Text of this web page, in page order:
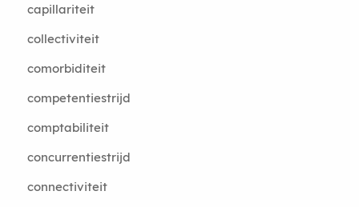
capillariteit
collectiviteit
comorbiditeit
competentiestrijd
comptabiliteit
concurrentiestrijd
connectiviteit